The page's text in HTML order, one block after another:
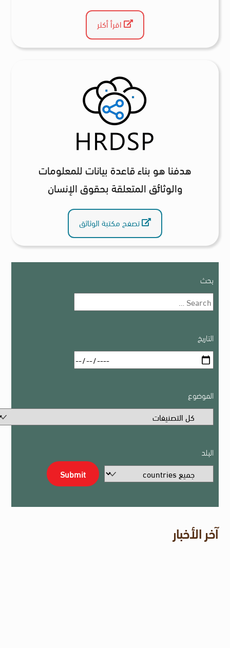
اقرأ أكثر
هدفنا هو بناء قاعدة بيانات للمعلومات
والوثائق المتعلقة بحقوق الإنسان
تصفح مكتبة الوثاثق
بحث
التاريخ
الموضوع
البلد
آخر الأخبار